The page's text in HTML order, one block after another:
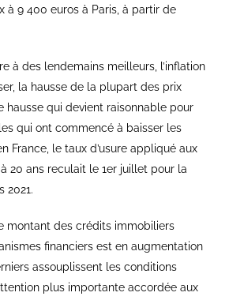
à 9 400 euros à Paris, à partir de
à des lendemains meilleurs, l’inflation
la hausse de la plupart des prix
hausse qui devient raisonnable pour
qui ont commencé à baisser les
France, le taux d’usure appliqué aux
20 ans reculait le 1er juillet pour la
2021.
montant des crédits immobiliers
financiers est en augmentation
assouplissent les conditions
plus importante accordée aux